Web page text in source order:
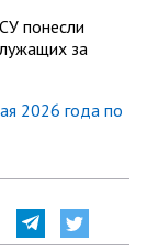
понесли
за
2026 года по